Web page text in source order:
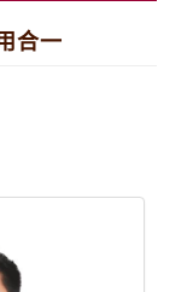
合一